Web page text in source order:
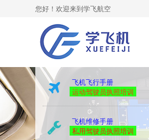
您好！欢迎来到学飞航空
kingair
飞机飞行手册
运动驾驶员执照培训
飞机维修手册
私用驾驶员执照培训